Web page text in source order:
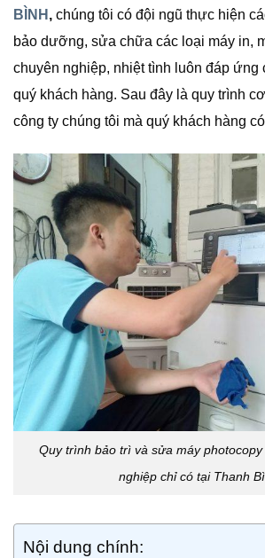
BÌNH , chúng tôi có đội ngũ thực hiện
bảo dưỡng, sửa chữa các loại máy in,
chuyên nghiệp, nhiệt tình luôn đáp ứng
quý khách hàng. Sau đây là quy trình
công ty chúng tôi mà quý khách hàng có
Quy trình bảo trì và sửa máy
nghiệp chỉ có tại Thanh
Nội dung chính: